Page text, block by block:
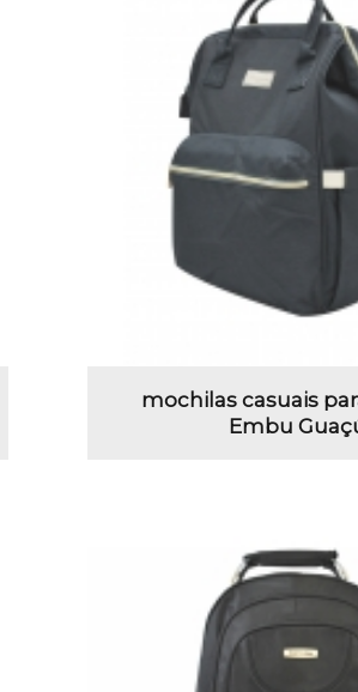
mochilas casuais
Embu